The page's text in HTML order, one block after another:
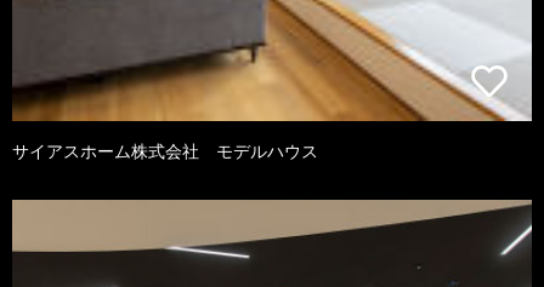
サイアスホーム株式会社 モデルハウス